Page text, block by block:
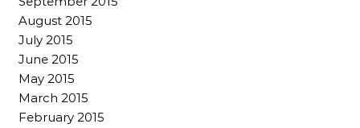
August 2015
July 2015
June 2015
May 2015
March 2015
February 2015